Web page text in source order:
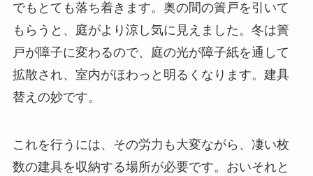
でもとても落ち着きます。奥の間の簀戸を引いて
もらうと、庭がより涼し気に見えました。冬は簀
戸が障子に変わるので、庭の光が障子紙を通して
拡散され、室内がほわっと明るくなります。建具
替えの妙です。
これを行うには、その労力も大変ながら、凄い枚
数の建具を収納する場所が必要です。おいそれと